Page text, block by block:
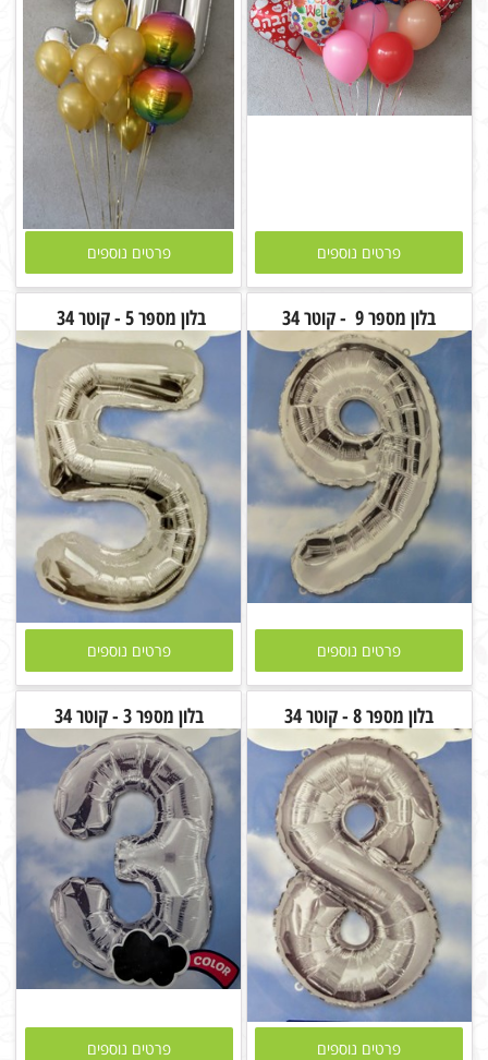
פרטים נוספים פרטים נוספים
בלון מספר 9 - קוטר 34
פרטים נוספים
בלון מספר 5 - קוטר 34
פרטים נוספים
בלון מספר 8 - קוטר 34
פרטים נוספים
בלון מספר 3 - קוטר 34
פרטים נוספים